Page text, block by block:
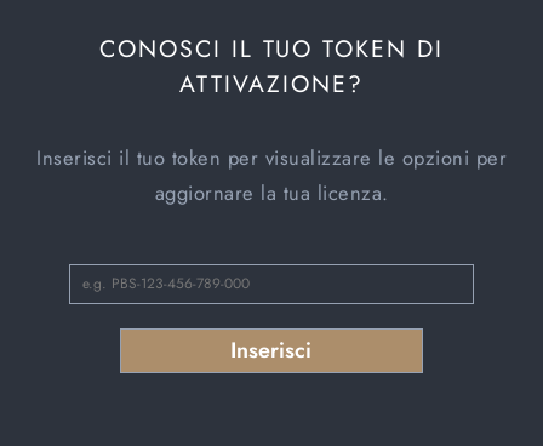
CONOSCI IL TUO TOKEN DI
ATTIVAZIONE?
Inserisci il tuo token per visualizzare le opzioni per
aggiornare la tua licenza.